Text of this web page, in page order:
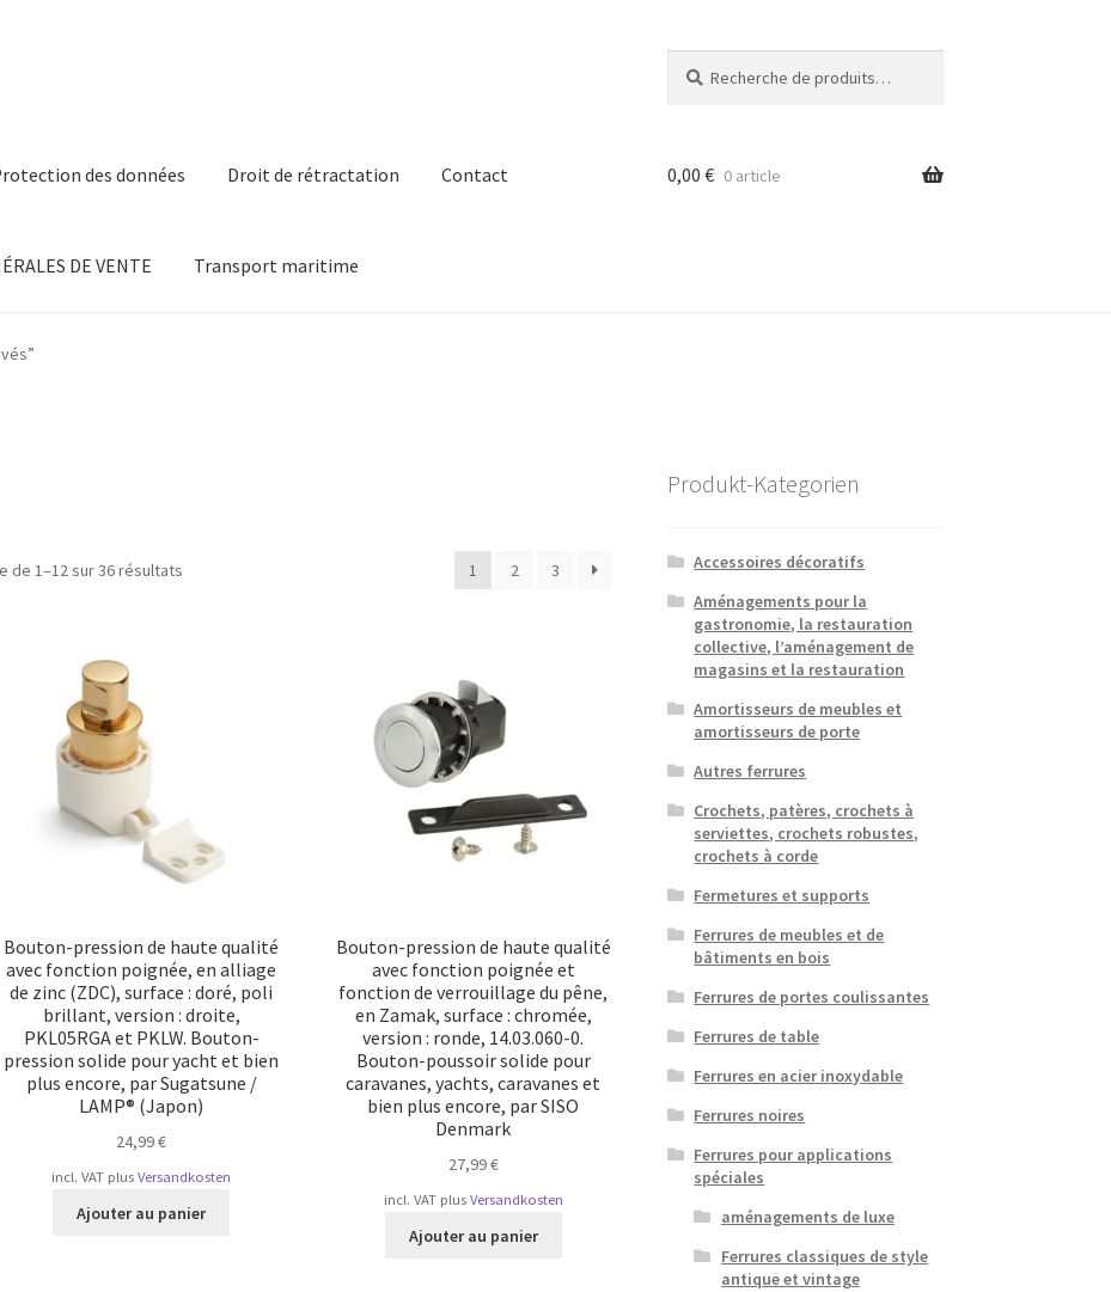
pour :
des données Droit de rétractation Contact
DE VENTE Transport maritime
0,00 € 0 article
de 1–12 sur 36 résultats 1 2 3
Bouton-pression de haute qualité
avec fonction poignée, en alliage
de zinc (ZDC), surface : doré, poli
brillant, version : droite,
PKL05RGA et PKLW. Bouton-
pression solide pour yacht et bien
plus encore, par Sugatsune /
LAMP® (Japon)
24,99€
incl. VAT plusVersandkosten
Ajouter au panier
Bouton-pression de haute qualité
avec fonction poignée et
fonction de verrouillage du pêne,
en Zamak, surface : chromée,
version : ronde, 14.03.060-0.
Bouton-poussoir solide pour
caravanes, yachts, caravanes et
bien plus encore, par SISO
Denmark
27,99€
incl. VAT plus Versandkosten
Ajouter au panier
Produkt-Kategorien
Accessoires décoratifs
Aménagements pour la
gastronomie, la restauration
collective, l’aménagement de
magasins et la restauration
Amortisseurs de meubles et
amortisseurs de porte
Autres ferrures
Crochets, patères, crochets à
serviettes, crochets robustes,
crochets à corde
Fermetures et supports
Ferrures de meubles et de
bâtiments en bois
Ferrures de portes coulissantes
Ferrures de table
Ferrures en acier inoxydable
Ferrures noires
Ferrures pour applications
spéciales
aménagements de luxe
Ferrures classiques de style
antique et vintage